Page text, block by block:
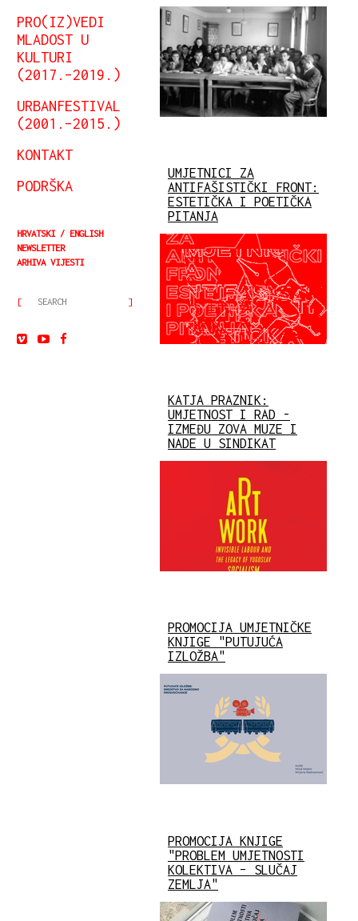
PRO(IZ)VEDI
MLADOST U
KULTURI
(2017.–2019.)
URBANFESTIVAL
(2001.–2015.)
KONTAKT
PODRŠKA
HRVATSKI
ENGLISH
NEWSLETTER
ARHIVA VIJESTI
UMJETNICI ZA
ANTIFAŠISTIČKI FRONT:
ESTETIČKA I POETIČKA
PITANJA
KATJA PRAZNIK:
UMJETNOST I RAD -
IZMEĐU ZOVA MUZE I
NADE U SINDIKAT
PROMOCIJA UMJETNIČKE
KNJIGE "PUTUJUĆA
IZLOŽBA"
PROMOCIJA KNJIGE
"PROBLEM UMJETNOSTI
KOLEKTIVA – SLUČAJ
ZEMLJA"